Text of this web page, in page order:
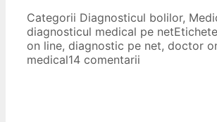
Categorii Diagnosticul bolilor,
diagnosticul medical pe netEtichete
on line, diagnostic pe net, doctor
medical14 comentarii